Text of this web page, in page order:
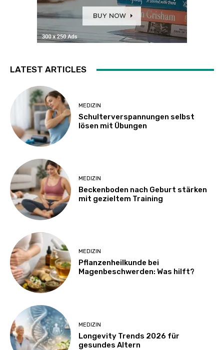
LATEST ARTICLES
MEDIZIN
Schulterverspannungen selbst
lösen mit Übungen
MEDIZIN
Beckenboden nach Geburt stärken
mit gezieltem Training
MEDIZIN
Pflanzenheilkunde bei
Magenbeschwerden: Was hilft?
MEDIZIN
Longevity Trends 2026 für
gesundes Altern